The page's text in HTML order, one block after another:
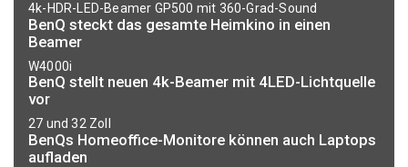
4k-HDR-LED-Beamer GP500 mit 360-Grad-Sound
BenQ steckt das gesamte Heimkino in einen
Beamer
W4000i
BenQ stellt neuen 4k-Beamer mit 4LED-Lichtquelle
vor
27 und 32 Zoll
BenQs Homeoffice-Monitore können auch Laptops
aufladen